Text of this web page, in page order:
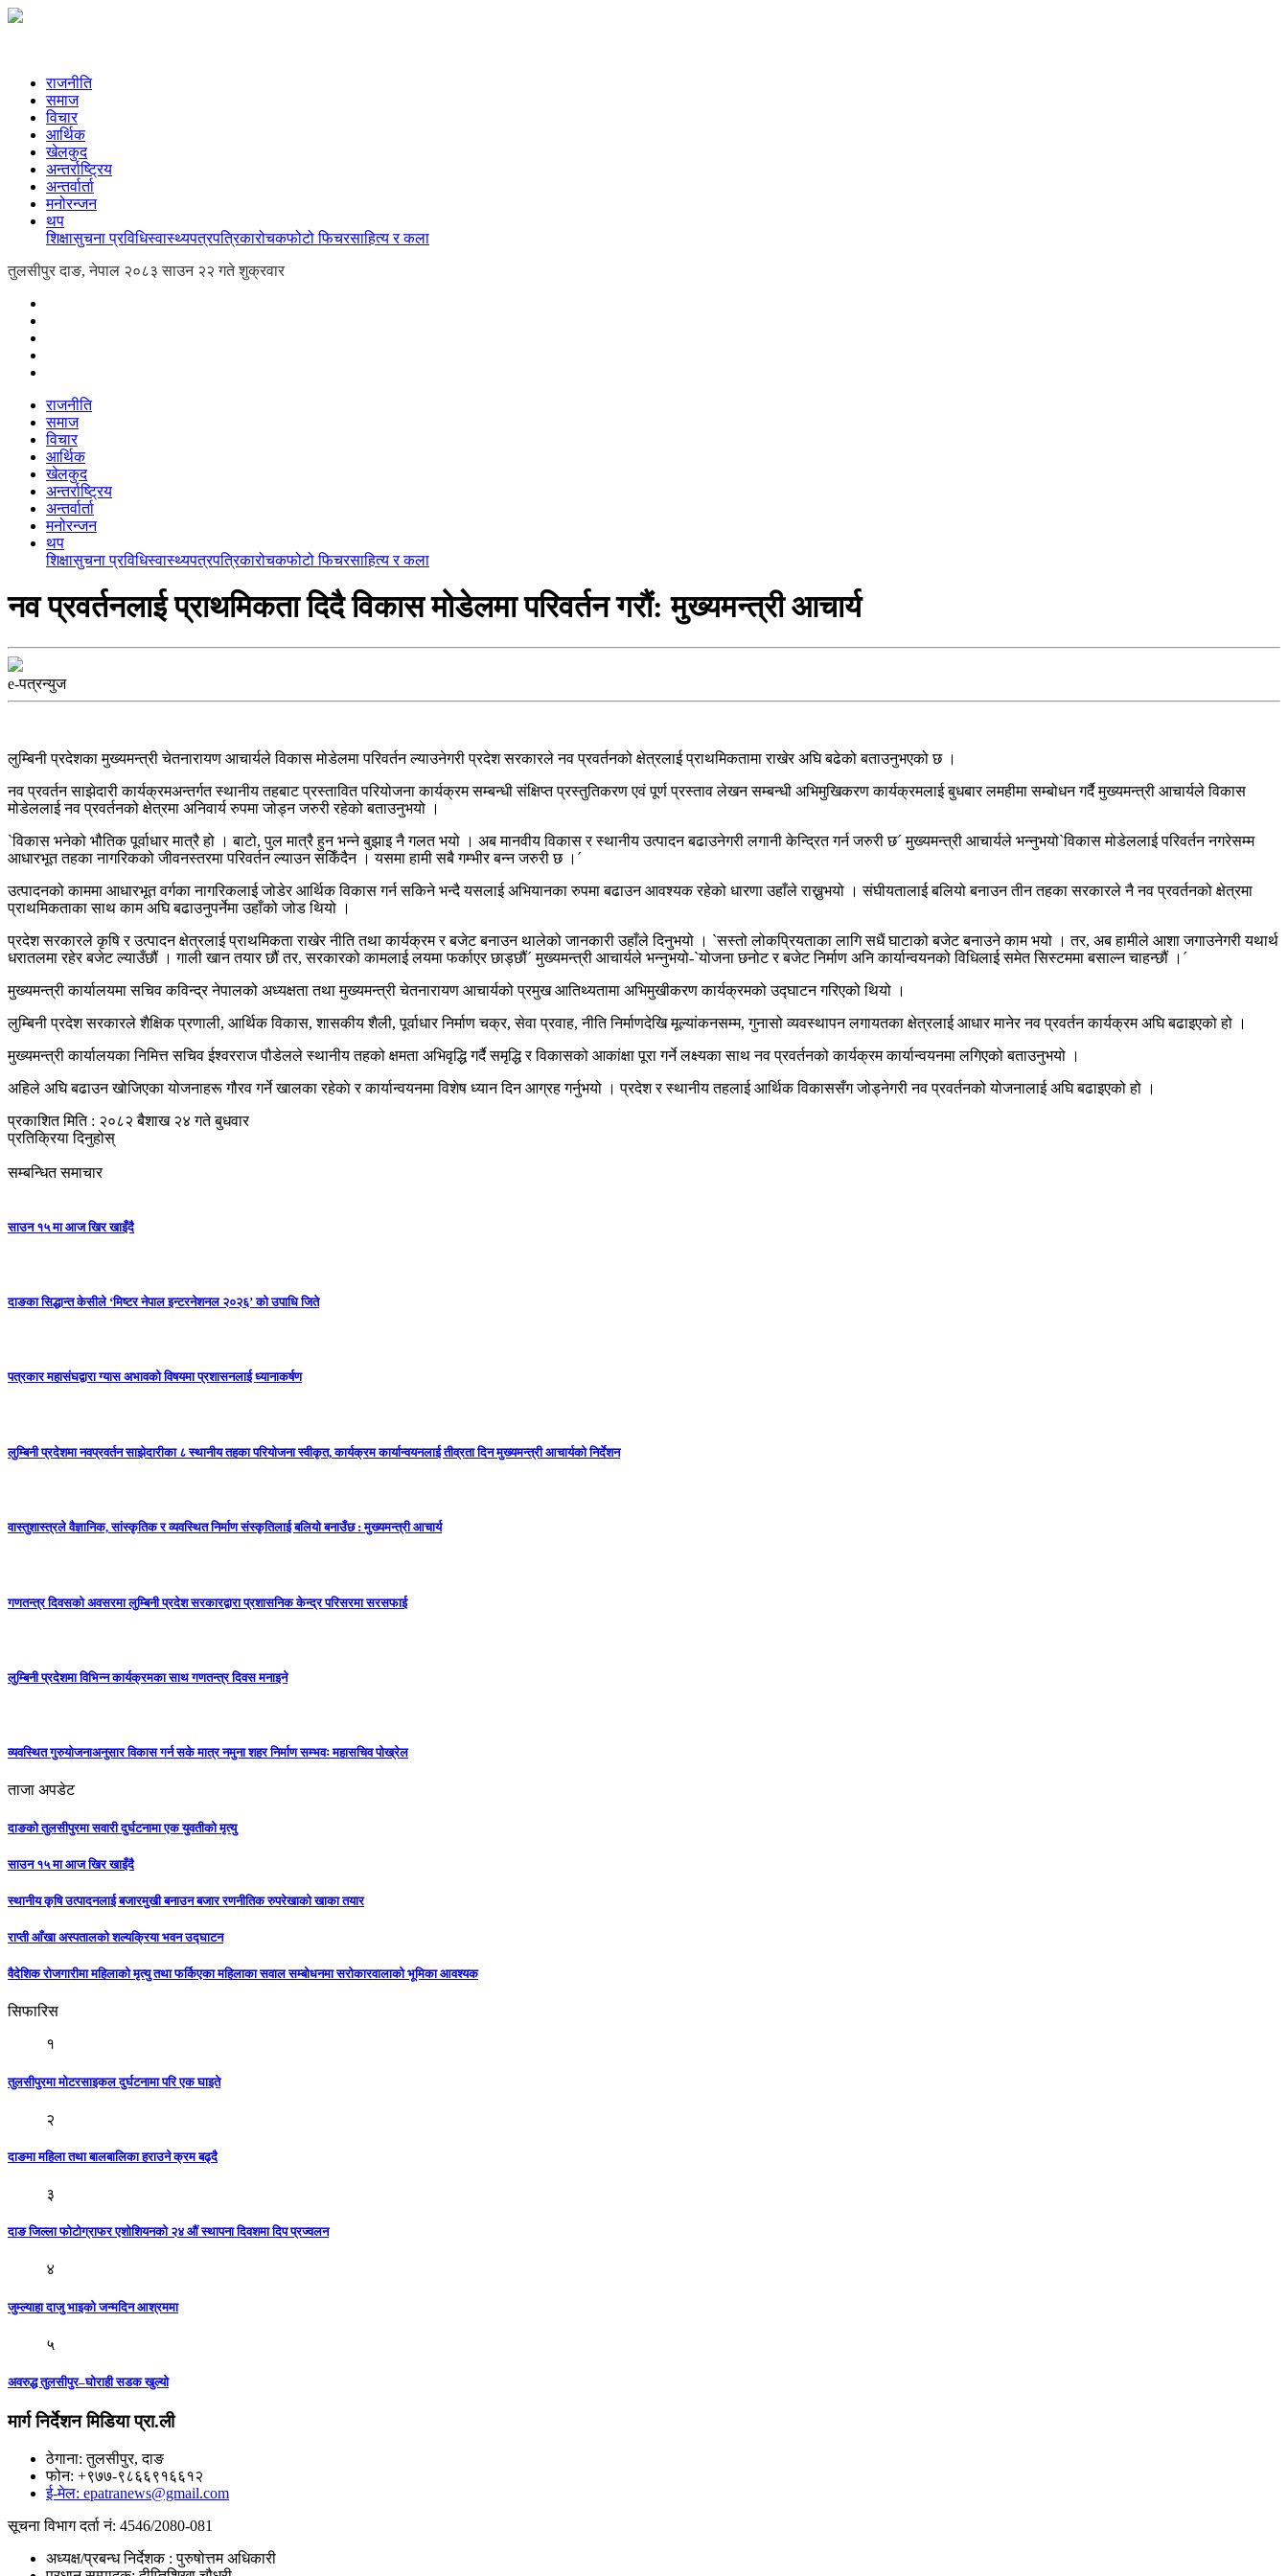
राजनीति
समाज
विचार
आर्थिक
खेलकुद
अन्तर्राष्ट्रिय
अन्तर्वार्ता
मनोरन्जन
थप
शिक्षासुचना प्रविधिस्वास्थ्यपत्रपत्रिकारोचकफोटो फिचरसाहित्य र कला
तुलसीपुर दाङ, नेपाल २०८३ साउन २२ गते शुक्रवार
राजनीति
समाज
विचार
आर्थिक
खेलकुद
अन्तर्राष्ट्रिय
अन्तर्वार्ता
मनोरन्जन
थप
शिक्षासुचना प्रविधिस्वास्थ्यपत्रपत्रिकारोचकफोटो फिचरसाहित्य र कला
नव प्रवर्तनलाई प्राथमिकता दिदै विकास मोडेलमा परिवर्तन गराैं: मुख्यमन्त्री आचार्य
e-पत्रन्युज
लुम्बिनी प्रदेशका मुख्यमन्त्री चेतनारायण आचार्यले विकास मोडेलमा परिवर्तन ल्याउनेगरी प्रदेश सरकारले नव प्रवर्तनको क्षेत्रलाई प्राथमिकतामा राखेर अघि बढेको बताउनुभएको छ ।
नव प्रवर्तन साझेदारी कार्यक्रमअन्तर्गत स्थानीय तहबाट प्रस्तावित परियोजना कार्यक्रम सम्बन्धी संक्षिप्त प्रस्तुतिकरण एवं पूर्ण प्रस्ताव लेखन सम्बन्धी अभिमुखिकरण कार्यक्रमलाई बुधबार लमहीमा सम्बोधन गर्दै मुख्यमन्त्री आचार्यले विकास
मोडेललाई नव प्रवर्तनको क्षेत्रमा अनिवार्य रुपमा जोड्न जरुरी रहेको बताउनुभयो ।
`विकास भनेको भौतिक पूर्वाधार मात्रै हो । बाटो, पुल मात्रै हुन भन्ने बुझाइ नै गलत भयो । अब मानवीय विकास र स्थानीय उत्पादन बढाउनेगरी लगानी केन्द्रित गर्न जरुरी छ´ मुख्यमन्त्री आचार्यले भन्नुभयो`विकास मोडेललाई परिवर्तन नगरेसम्म
आधारभूत तहका नागरिकको जीवनस्तरमा परिवर्तन ल्याउन सकिँदैन । यसमा हामी सबै गम्भीर बन्न जरुरी छ ।´
उत्पादनको काममा आधारभूत वर्गका नागरिकलाई जोडेर आर्थिक विकास गर्न सकिने भन्दै यसलाई अभियानका रुपमा बढाउन आवश्यक रहेको धारणा उहाँले राख्नुभयो । संघीयतालाई बलियो बनाउन तीन तहका सरकारले नै नव प्रवर्तनको क्षेत्रमा
प्राथमिकताका साथ काम अघि बढाउनुपर्नेमा उहाँको जोड थियो ।
प्रदेश सरकारले कृषि र उत्पादन क्षेत्रलाई प्राथमिकता राखेर नीति तथा कार्यक्रम र बजेट बनाउन थालेको जानकारी उहाँले दिनुभयो । `सस्तो लोकप्रियताका लागि सधैं घाटाको बजेट बनाउने काम भयो । तर, अब हामीले आशा जगाउनेगरी यथार्थ
धरातलमा रहेर बजेट ल्याउँछौं । गाली खान तयार छौं तर, सरकारको कामलाई लयमा फर्काएर छाड्छौं´ मुख्यमन्त्री आचार्यले भन्नुभयो-`योजना छनोट र बजेट निर्माण अनि कार्यान्वयनको विधिलाई समेत सिस्टममा बसाल्न चाहन्छौं ।´
मुख्यमन्त्री कार्यालयमा सचिव कविन्द्र नेपालको अध्यक्षता तथा मुख्यमन्त्री चेतनारायण आचार्यको प्रमुख आतिथ्यतामा अभिमुखीकरण कार्यक्रमको उद्घाटन गरिएको थियो ।
लुम्बिनी प्रदेश सरकारले शैक्षिक प्रणाली, आर्थिक विकास, शासकीय शैली, पूर्वाधार निर्माण चक्र, सेवा प्रवाह, नीति निर्माणदेखि मूल्यांकनसम्म, गुनासो व्यवस्थापन लगायतका क्षेत्रलाई आधार मानेर नव प्रवर्तन कार्यक्रम अघि बढाइएको हो ।
मुख्यमन्त्री कार्यालयका निमित्त सचिव ईश्वरराज पौडेलले स्थानीय तहको क्षमता अभिवृद्धि गर्दै समृद्धि र विकासको आकांक्षा पूरा गर्ने लक्ष्यका साथ नव प्रवर्तनको कार्यक्रम कार्यान्वयनमा लगिएको बताउनुभयो ।
अहिले अघि बढाउन खोजिएका योजनाहरू गौरव गर्ने खालका रहेकाे र कार्यान्वयनमा विशेष ध्यान दिन आग्रह गर्नुभयो । प्रदेश र स्थानीय तहलाई आर्थिक विकाससँग जोड्नेगरी नव प्रवर्तनको योजनालाई अघि बढाइएको हो ।
प्रकाशित मिति : २०८२ बैशाख २४ गते बुधवार
प्रतिक्रिया दिनुहोस्
सम्बन्धित समाचार
साउन १५ मा आज खिर खाइँदै
दाङका सिद्धान्त केसीले ‘मिष्टर नेपाल इन्टरनेशनल २०२६’ को उपाधि जिते
पत्रकार महासंघद्वारा ग्यास अभावको विषयमा प्रशासनलाई ध्यानाकर्षण
लुम्बिनी प्रदेशमा नवप्रवर्तन साझेदारीका ८ स्थानीय तहका परियोजना स्वीकृत, कार्यक्रम कार्यान्वयनलाई तीव्रता दिन मुख्यमन्त्री आचार्यको निर्देशन
वास्तुशास्त्रले वैज्ञानिक, सांस्कृतिक र व्यवस्थित निर्माण संस्कृतिलाई बलियो बनाउँछ : मुख्यमन्त्री आचार्य
गणतन्त्र दिवसको अवसरमा लुम्बिनी प्रदेश सरकारद्वारा प्रशासनिक केन्द्र परिसरमा सरसफाई
लुम्बिनी प्रदेशमा विभिन्न कार्यक्रमका साथ गणतन्त्र दिवस मनाइने
व्यवस्थित गुरुयोजनाअनुसार विकास गर्न सके मात्र नमुना शहर निर्माण सम्भवः महासचिव पोख्रेल
ताजा अपडेट
दाङको तुलसीपुरमा सवारी दुर्घटनामा एक युवतीको मृत्यु
साउन १५ मा आज खिर खाइँदै
स्थानीय कृषि उत्पादनलाई बजारमुखी बनाउन बजार रणनीतिक रुपरेखाको खाका तयार
राप्ती आँखा अस्पतालको शल्यक्रिया भवन उद्घाटन
वैदेशिक रोजगारीमा महिलाको मृत्यु तथा फर्किएका महिलाका सवाल सम्बोधनमा सरोकारवालाको भूमिका आवश्यक
सिफारिस
१
तुलसीपुरमा मोटरसाइकल दुर्घटनामा परि एक घाइते
२
दाङमा महिला तथा बालबालिका हराउने क्रम बढ्दै
३
दाङ जिल्ला फोटोग्राफर एशोशियनको २४ औं स्थापना दिवशमा दिप प्रज्वलन
४
जुम्ल्याहा दाजु भाइको जन्मदिन आश्रममा
५
अवरुद्ध तुलसीपुर–घोराही सडक खुल्याे
मार्ग निर्देशन मिडिया प्रा.ली
ठेगाना: तुलसीपुर, दाङ
फोन: +९७७-९८६६९१६६१२
ई-मेल: epatranews@gmail.com
सूचना विभाग दर्ता नं: 4546/2080-081
अध्यक्ष/प्रबन्ध निर्देशक : पुरुषोत्तम अधिकारी